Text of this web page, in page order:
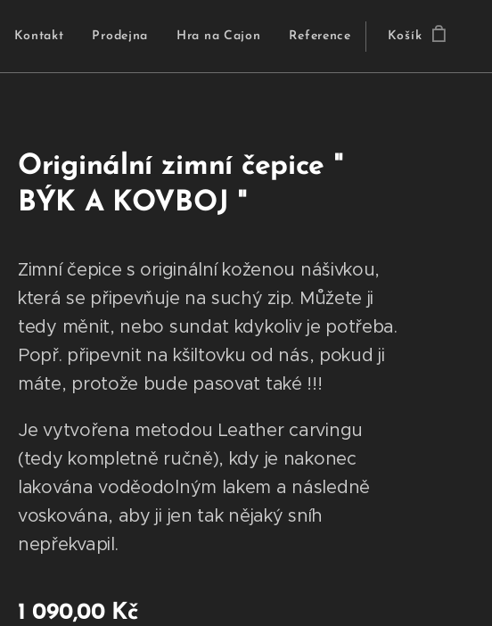
Kontakt Prodejna Hra na Cajon Reference Košík
Originální zimní čepice "
BÝK A KOVBOJ "
Zimní čepice s originální koženou nášivkou,
která se připevňuje na suchý zip. Můžete ji
tedy měnit, nebo sundat kdykoliv je potřeba.
Popř. připevnit na kšiltovku od nás, pokud ji
máte, protože bude pasovat také !!!
Je vytvořena metodou Leather carvingu
(tedy kompletně ručně), kdy je nakonec
lakována voděodolným lakem a následně
voskována, aby ji jen tak nějaký sníh
nepřekvapil.
1 090,00Kč